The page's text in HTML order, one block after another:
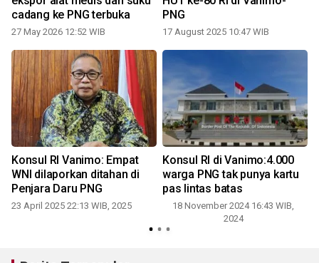
cadang ke PNG terbuka
27 May 2026 12:52 WIB
PNG
17 August 2025 10:47 WIB
Konsul RI Vanimo: Empat
WNI dilaporkan ditahan di
Penjara Daru PNG
23 April 2025 22:13 WIB, 2025
Konsul RI di Vanimo:4.000
warga PNG tak punya kartu
pas lintas batas
18 November 2024 16:43 WIB,
2024